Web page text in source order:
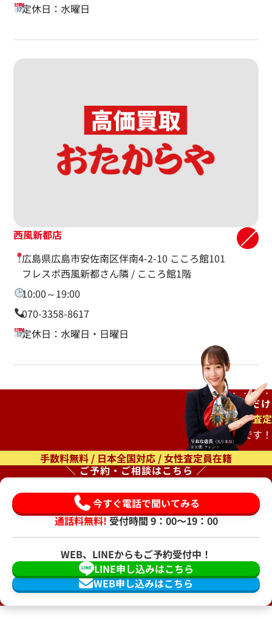
定休日：水曜日
西風新都店
広島県広島市安佐南区伴南4-2-10 こころ館101
フレスポ西風新都さん隣 / こころ館1階
10:00～19:00
070-3358-8617
定休日：水曜日・日曜日
ご自宅で待つだけ
出張査定
もオススメです！
手数料無料 / 日本全国対応 / 女性査定員在籍
＼ ご予約・ご相談はこちら ／
今すぐ電話で聞いてみる
通話料無料!受付時間 9：00〜19：00
WEB、LINEからもご予約受付中！
WEB申し込みはこちら
LINE申し込みはこちら